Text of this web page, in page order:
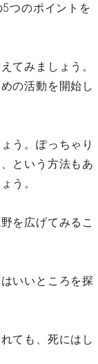
つのポイントを
てみましょう。
の活動を開始し
う。ぽっちゃり
という方法もあ
う。
を広げてみるこ
いいところを探
ても、死にはし